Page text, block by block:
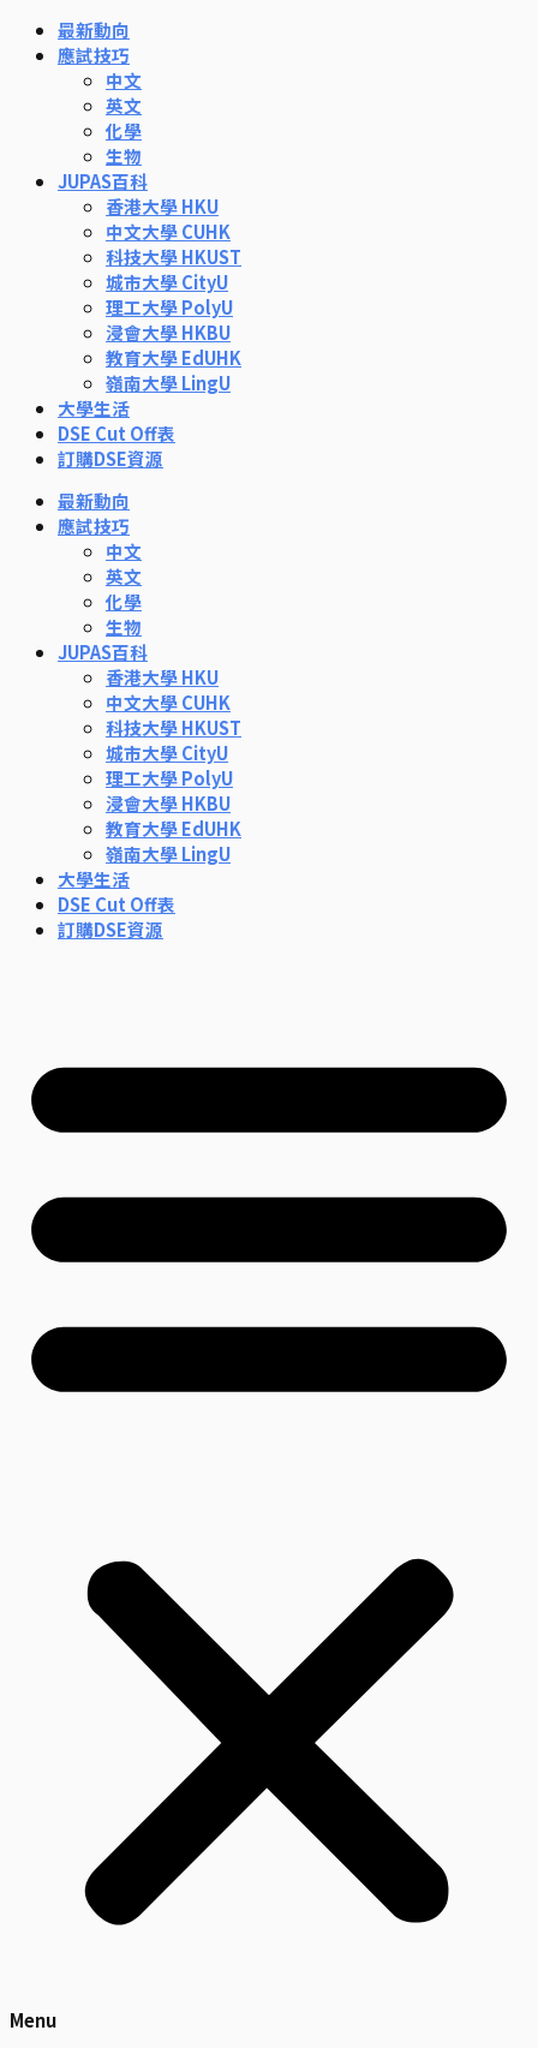
最新動向
應試技巧
中文
英文
化學
生物
JUPAS百科
香港大學 HKU
中文大學 CUHK
科技大學 HKUST
城市大學 CityU
理工大學 PolyU
浸會大學 HKBU
教育大學 EdUHK
嶺南大學 LingU
大學生活
DSE Cut Off表
訂購DSE資源
最新動向
應試技巧
中文
英文
化學
生物
JUPAS百科
香港大學 HKU
中文大學 CUHK
科技大學 HKUST
城市大學 CityU
理工大學 PolyU
浸會大學 HKBU
教育大學 EdUHK
嶺南大學 LingU
大學生活
DSE Cut Off表
訂購DSE資源
Menu